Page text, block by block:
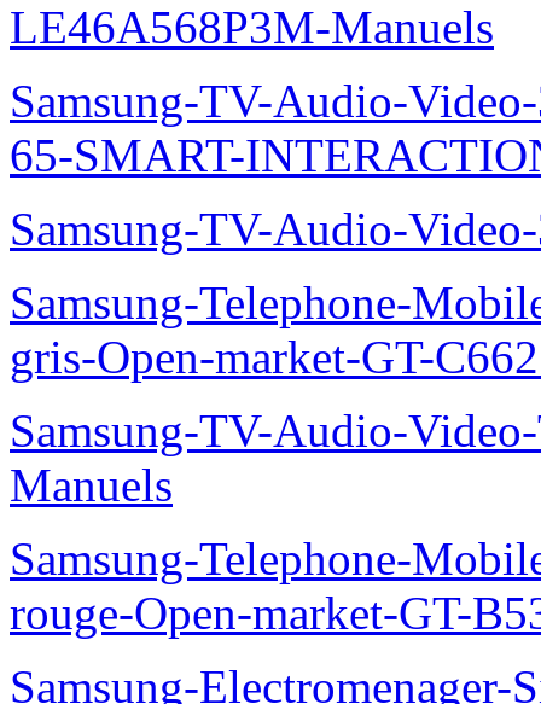
LE46A568P3M-Manuels
Samsung-TV-Audio-
65-SMART-
Samsung-TV-Audio-
Samsung-Telephone-
gris-Open-market-GT-
Samsung-TV-Audio-
Manuels
Samsung-Telephone-
rouge-Open-market-GT-
Samsung-